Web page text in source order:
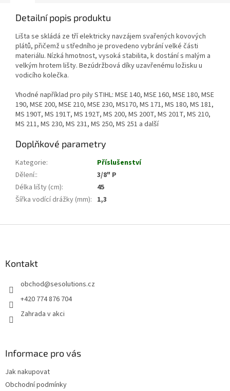
Detailní popis produktu
Lišta se skládá ze tří elektricky navzájem svařených kovových
plátů, přičemž u středního je provedeno vybrání velké části
materiálu. Nízká hmotnost, vysoká stabilita, k dostání s malým a
velkým hrotem lišty. Bezúdržbová díky uzavřenému ložisku u
vodicího kolečka.
Vhodné například pro pily STIHL: MSE 140, MSE 160, MSE 180, MSE
190, MSE 200, MSE 210, MSE 230, MS170, MS 171, MS 180, MS 181,
MS 190T, MS 191T, MS 192T, MS 200, MS 200T, MS 201T, MS 210,
MS 211, MS 230, MS 231, MS 250, MS 251 a další
Doplňkové parametry
Kategorie:
Příslušenství
Dělení::
3/8" P
Délka lišty (cm):
45
Šířka vodící drážky (mm): 1,3
Kontakt
obchod@sesolutions.cz
+420 774 876 704
Zahrada v akci
Informace pro vás
Jak nakupovat
Obchodní podmínky